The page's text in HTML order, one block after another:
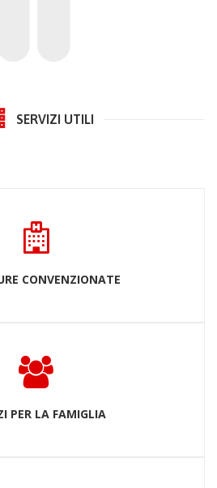
€ 155.000,00 per persona
SERVIZI UTILI
CONVENZIONATE
PER LA FAMIGLIA